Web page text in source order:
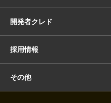
開発者クレド
採用情報
その他